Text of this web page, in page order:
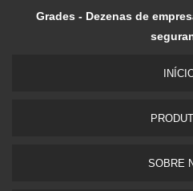
Grades - Dezenas de
SOBRE